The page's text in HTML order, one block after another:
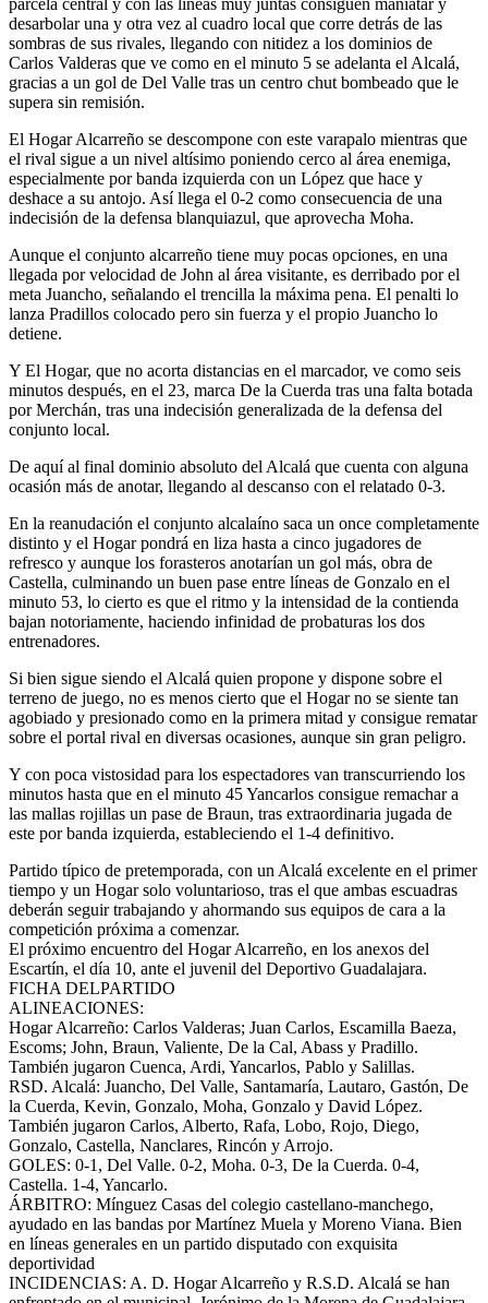
desarbolar una y otra vez al cuadro local que corre detrás de las
sombras de sus rivales, llegando con nitidez a los dominios de
Carlos Valderas que ve como en el minuto 5 se adelanta el Alcalá,
gracias a un gol de Del Valle tras un centro chut bombeado que le
supera sin remisión.
El Hogar Alcarreño se descompone con este varapalo mientras que
el rival sigue a un nivel altísimo poniendo cerco al área enemiga,
especialmente por banda izquierda con un López que hace y
deshace a su antojo. Así llega el 0-2 como consecuencia de una
indecisión de la defensa blanquiazul, que aprovecha Moha.
Aunque el conjunto alcarreño tiene muy pocas opciones, en una
llegada por velocidad de John al área visitante, es derribado por el
meta Juancho, señalando el trencilla la máxima pena. El penalti lo
lanza Pradillos colocado pero sin fuerza y el propio Juancho lo
detiene.
Y El Hogar, que no acorta distancias en el marcador, ve como seis
minutos después, en el 23, marca De la Cuerda tras una falta botada
por Merchán, tras una indecisión generalizada de la defensa del
conjunto local.
De aquí al final dominio absoluto del Alcalá que cuenta con alguna
ocasión más de anotar, llegando al descanso con el relatado 0-3.
En la reanudación el conjunto alcalaíno saca un once completamente
distinto y el Hogar pondrá en liza hasta a cinco jugadores de
refresco y aunque los forasteros anotarían un gol más, obra de
Castella, culminando un buen pase entre líneas de Gonzalo en el
minuto 53, lo cierto es que el ritmo y la intensidad de la contienda
bajan notoriamente, haciendo infinidad de probaturas los dos
entrenadores.
Si bien sigue siendo el Alcalá quien propone y dispone sobre el
terreno de juego, no es menos cierto que el Hogar no se siente tan
agobiado y presionado como en la primera mitad y consigue rematar
sobre el portal rival en diversas ocasiones, aunque sin gran peligro.
Y con poca vistosidad para los espectadores van transcurriendo los
minutos hasta que en el minuto 45 Yancarlos consigue remachar a
las mallas rojillas un pase de Braun, tras extraordinaria jugada de
este por banda izquierda, estableciendo el 1-4 definitivo.
Partido típico de pretemporada, con un Alcalá excelente en el primer
tiempo y un Hogar solo voluntarioso, tras el que ambas escuadras
deberán seguir trabajando y ahormando sus equipos de cara a la
competición próxima a comenzar.
El próximo encuentro del Hogar Alcarreño, en los anexos del
Escartín, el día 10, ante el juvenil del Deportivo Guadalajara.
FICHA DELPARTIDO
ALINEACIONES:
Hogar Alcarreño: Carlos Valderas; Juan Carlos, Escamilla Baeza,
Escoms; John, Braun, Valiente, De la Cal, Abass y Pradillo.
También jugaron Cuenca, Ardi, Yancarlos, Pablo y Salillas.
RSD. Alcalá: Juancho, Del Valle, Santamaría, Lautaro, Gastón, De
la Cuerda, Kevin, Gonzalo, Moha, Gonzalo y David López.
También jugaron Carlos, Alberto, Rafa, Lobo, Rojo, Diego,
Gonzalo, Castella, Nanclares, Rincón y Arrojo.
GOLES: 0-1, Del Valle. 0-2, Moha. 0-3, De la Cuerda. 0-4,
Castella. 1-4, Yancarlo.
ÁRBITRO: Mínguez Casas del colegio castellano-manchego,
ayudado en las bandas por Martínez Muela y Moreno Viana. Bien
en líneas generales en un partido disputado con exquisita
deportividad
INCIDENCIAS: A. D. Hogar Alcarreño y R.S.D. Alcalá se han